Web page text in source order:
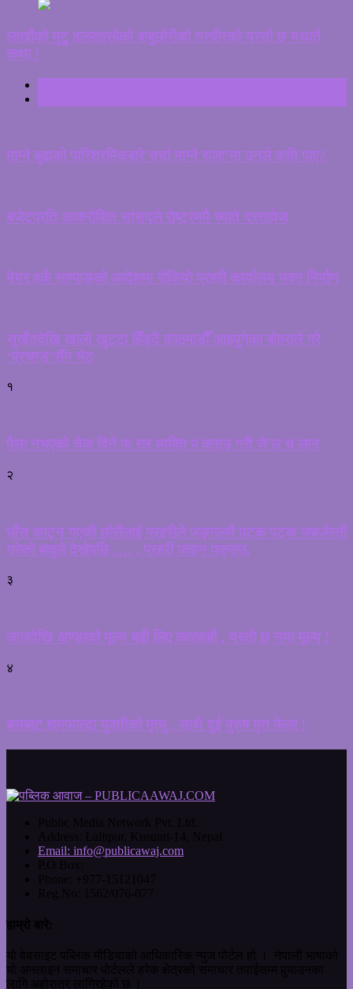
लाखौंको मुटु हल्लाइरहेको बाबुछोरीको तस्वीरको यस्तो छ यथार्त
कथा !
माग्ने बुढाको पारिश्रमिकबारे चर्चा माग्ने राजा’मा उनले कति पाए?
बजेटप्रति आक्रोशित सांसदले रोष्ट्रममै च्याते दस्तावेज
मेयर हर्क साम्पाङको आदेशमा रोकियो प्रहरी कार्यालय भवन निर्माण
सुर्खेतदेखि खाली खुट्टा हिँड्दै काठमाडौँ आइपुगेका बोहराले गरे
‘प्रचण्ड’सँग भेट
१
पैसा नभएको चेक दिने फ रार ब्यक्ति प क्राउ गरी जे’ल च लान
२
घाँस काट्न गएकी छोरीलाई प्रहरीले जङ्गलमै पटक पटक जबर्जस्ती
गरेको बावुले देखेपछि …. , प्रहरी जवान पक्राउ,
३
आजदेखि अण्डाको मूल्य बढी लिए कारवाही , यस्तो छ नया मूल्य !
४
बसबाट हामफाल्दा युवतीको मृत्यु , साथै दुई पुरुष मृत फेला !
Email: info@publicawaj.com